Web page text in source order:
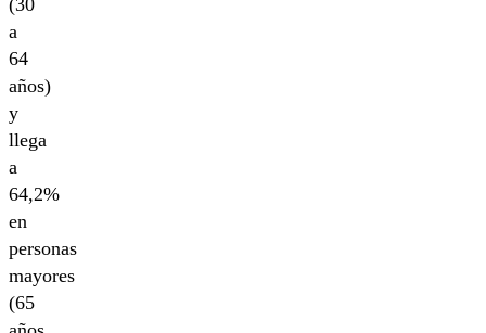
a
64
años)
y
llega
a
64,2%
en
personas
mayores
(65